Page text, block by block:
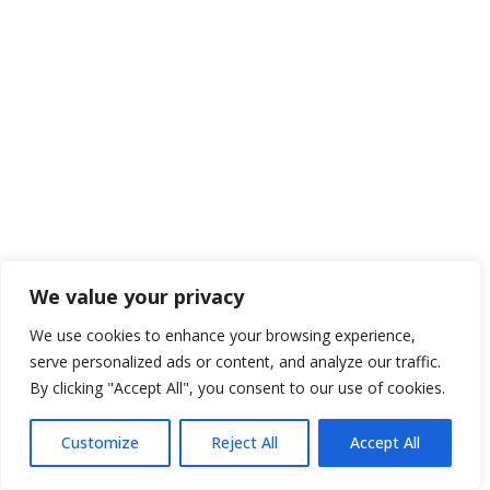
We value your privacy
We use cookies to enhance your browsing experience,
serve personalized ads or content, and analyze our traffic.
By clicking "Accept All", you consent to our use of cookies.
Customize Reject All Accept All